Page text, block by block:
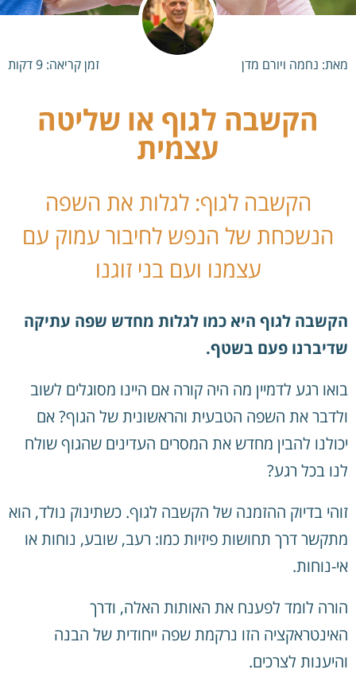
מאת: נחמה ויורם מדן זמן קריאה: 9דקות
הקשבה לגוף או שליטה
עצמית
הקשבה לגוף: לגלות את השפה
הנשכחת של הנפש לחיבור עמוק עם
עצמנו ועם בני זוגנו
הקשבה לגוף היא כמו לגלות מחדש שפה עתיקה
שדיברנו פעם בשטף.
בואו רגע לדמיין מה היה קורה אם היינו מסוגלים לשוב
ולדבר את השפה הטבעית והראשונית של הגוף? אם
יכולנו להבין מחדש את המסרים העדינים שהגוף שולח
לנו בכל רגע?
זוהי בדיוק ההזמנה של הקשבה לגוף. כשתינוק נולד, הוא
מתקשר דרך תחושות פיזיות כמו: רעב, שובע, נוחות או
אי-נוחות.
הורה לומד לפענח את האותות האלה, ודרך
האינטראקציה הזו נרקמת שפה ייחודית של הבנה
והיענות לצרכים.